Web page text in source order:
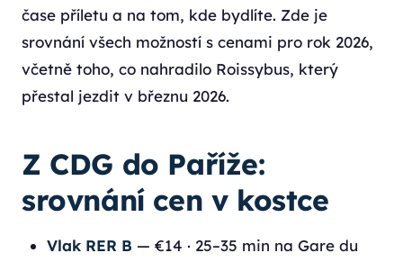
čase příletu a na tom, kde bydlíte. Zde je
srovnání všech možností s cenami pro rok 2026,
včetně toho, co nahradilo Roissybus, který
přestal jezdit v březnu 2026.
Z CDG do Paříže:
srovnání cen v kostce
Vlak RER B — €14 · 25–35 min na Gare du